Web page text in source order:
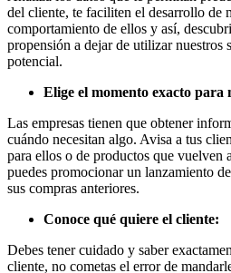
Eventos
de
Marketing,
Mercadotecnia,
Eventos
Publicitarios,
Colecciónes,
Marcas,
Insigns,
TV,
Radio,
Creatividad,
SEM,
Press,
RRPP,
del cliente, te faciliten el desarrollo de
comportamiento de ellos y así,
propensión a dejar de utilizar nuestros
potencial.
Elige el momento exacto para
Las empresas tienen que obtener
cuándo necesitan algo. Avisa a tus
para ellos o de productos que vuelven
puedes promocionar un lanzamiento
sus compras anteriores.
Conoce qué quiere el cliente:
Debes tener cuidado y saber
cliente, no cometas el error de